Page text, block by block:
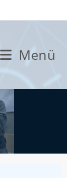
Menü